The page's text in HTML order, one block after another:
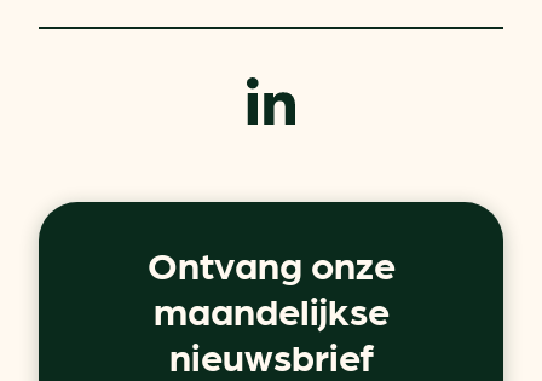
Ontvang onze
maandelijkse
nieuwsbrief